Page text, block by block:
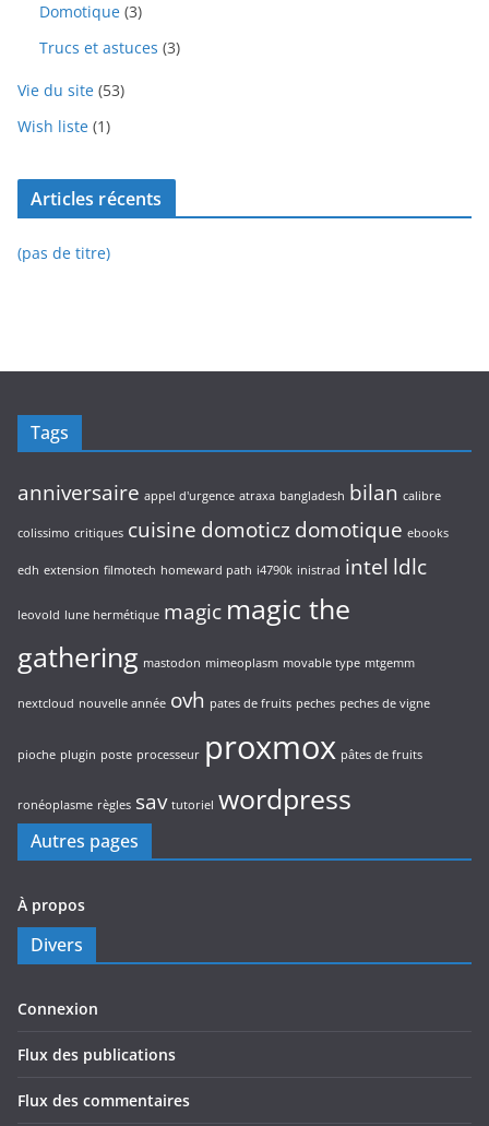
Domotique (3)
Trucs et astuces (3)
Vie du site (53)
Wish liste (1)
Articles récents
(pas de titre)
Tags
anniversaire appel d'urgence atraxa bangladesh bilan calibre
colissimo critiques cuisine domoticzdomotique ebooks
edh extension filmotech homeward path i4790k inistrad intel ldlc
leovold lune hermétique magic magic the
gathering mastodon mimeoplasm movable type mtgemm
nextcloud nouvelle année ovh pates de fruits peches peches de vigne
pioche plugin poste processeur proxmox pâtes de fruits
ronéoplasme règles sav tutoriel wordpress
Autres pages
À propos
Divers
Connexion
Flux des publications
Flux des commentaires